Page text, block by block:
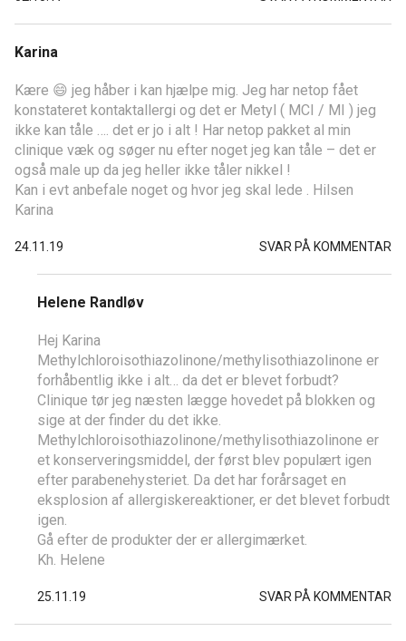
Karina
Kære 😄 jeg håber i kan hjælpe mig. Jeg har netop fået
konstateret kontaktallergi og det er Metyl ( MCI / MI ) jeg
ikke kan tåle …. det er jo i alt ! Har netop pakket al min
clinique væk og søger nu efter noget jeg kan tåle – det er
også male up da jeg heller ikke tåler nikkel !
Kan i evt anbefale noget og hvor jeg skal lede . Hilsen
Karina
24.11.19 SVAR PÅ KOMMENTAR
Helene Randløv
Hej Karina
Methylchloroisothiazolinone/methylisothiazolinone er
forhåbentlig ikke i alt… da det er blevet forbudt?
Clinique tør jeg næsten lægge hovedet på blokken og
sige at der finder du det ikke.
Methylchloroisothiazolinone/methylisothiazolinone er
et konserveringsmiddel, der først blev populært igen
efter parabenehysteriet. Da det har forårsaget en
eksplosion af allergiskereaktioner, er det blevet forbudt
igen.
Gå efter de produkter der er allergimærket.
Kh. Helene
25.11.19 SVAR PÅ KOMMENTAR